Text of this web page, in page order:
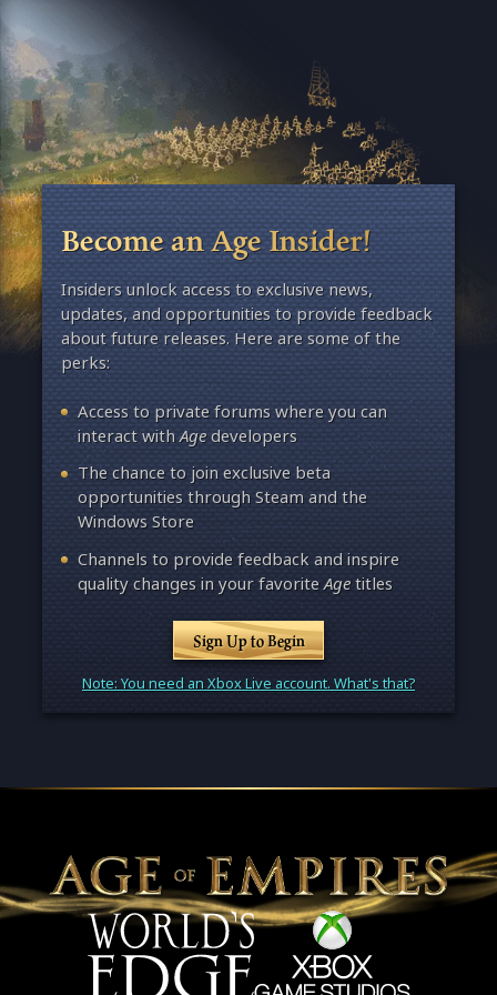
Become an Age Insider!
Insiders unlock access to exclusive news,
updates, and opportunities to provide feedback
about future releases. Here are some of the
perks:
Access to private forums where you can
interact withAgedevelopers
The chance to join exclusive beta
opportunities through Steam and the
Windows Store
Channels to provide feedback and inspire
quality changes in your favoriteAgetitles
Sign Up to Begin
Note: You need an Xbox Live account. What's that?